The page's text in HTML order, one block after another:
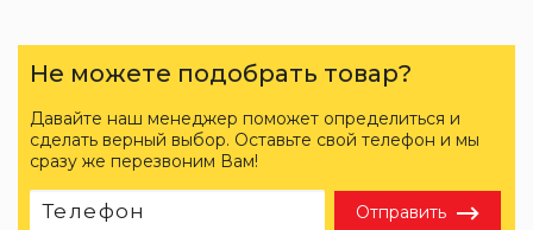
Не можете подобрать товар?
Давайте наш менеджер поможет определиться и
сделать верный выбор. Оставьте свой телефон и мы
сразу же перезвоним Вам!
Отправить